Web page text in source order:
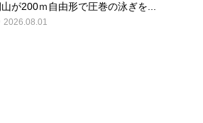
が200ｍ自由形で圧巻の泳ぎを...
2026.08.01